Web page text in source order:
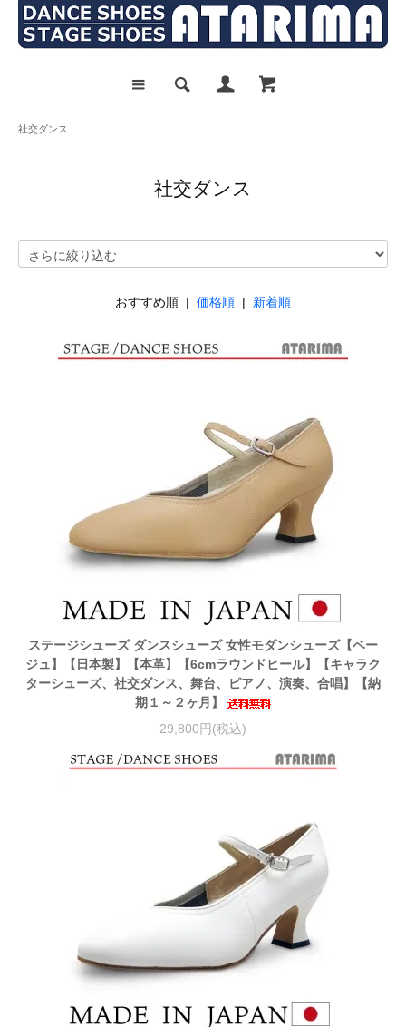
社交ダンス
社交ダンス
おすすめ順 | 価格順 | 新着順
ステージシューズ ダンスシューズ 女性モダンシューズ【ベー
ジュ】【日本製】【本革】【6cmラウンドヒール】【キャラク
ターシューズ、社交ダンス、舞台、ピアノ、演奏、合唱】【納
期１～２ヶ月】
29,800円(税込)